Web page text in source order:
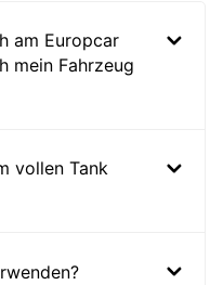
am Europcar
mein Fahrzeug
vollen Tank